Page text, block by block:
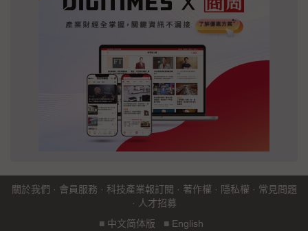
關於我們 · 會員服務 · 科技產業報訂閱 · 著作權 · 隱私權 · 常見問題
· 人才招募
■ 中文简体版 ■ English